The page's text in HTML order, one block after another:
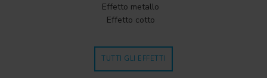
Effetto metallo
Effetto cotto
TUTTI GLI EFFETTI